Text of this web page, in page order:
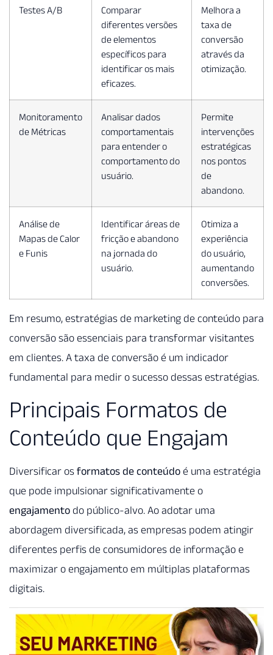
Testes A/B
Comparar
diferentes versões
de elementos
específicos para
identificar os mais
eficazes.
Melhora a
taxa de
conversão
através da
otimização.
Monitoramento
de Métricas
Analisar dados
comportamentais
para entender o
comportamento do
usuário.
Permite
intervenções
estratégicas
nos pontos
de
abandono.
Análise de
Mapas de Calor
e Funis
Identificar áreas de
fricção e abandono
na jornada do
usuário.
Otimiza a
experiência
do usuário,
aumentando
conversões.
Em resumo, estratégias de marketing de conteúdo para
conversão são essenciais para transformar visitantes
em clientes. A taxa de conversão é um indicador
fundamental para medir o sucesso dessas estratégias.
Principais Formatos de
Conteúdo que Engajam
Diversificar os formatos de conteúdo é uma estratégia
que pode impulsionar significativamente o
engajamento do público-alvo. Ao adotar uma
abordagem diversificada, as empresas podem atingir
diferentes perfis de consumidores de informação e
maximizar o engajamento em múltiplas plataformas
digitais.